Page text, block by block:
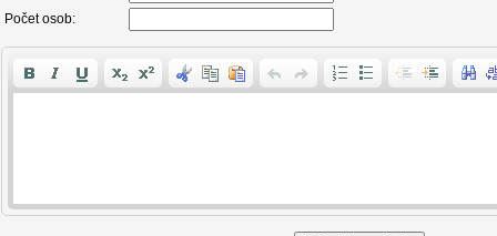
Počet osob: